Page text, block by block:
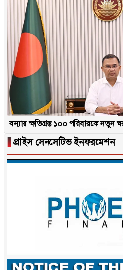
বন্যায় ক্ষতিগ্রস্ত ১০০ পরিবারকে নতুন ঘর
▐ প্রাইস সেনসেটিভ ইনফরমেশন